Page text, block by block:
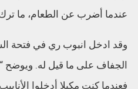
عندما أضرب عن الطعام، ما ترك
وقد ادخل انبوب ري في فتحة
الجفاف على ما قيل له. ويوضح
فعندما كنت مكبلا أدخلوا